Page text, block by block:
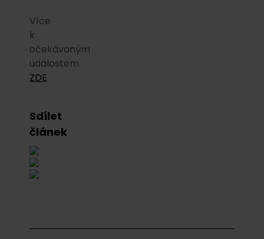
Více
k
očekávaným
událostem
ZDE
Sdílet
článek